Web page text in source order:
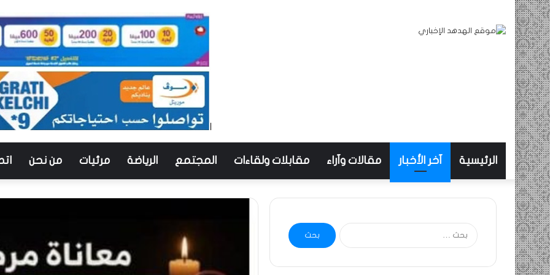
الرئيسية آخر الأخبار مقالات وآراء مقابلات ولقاءات المجتمع الرياضة مرئيات من نحن
البحث
عن: